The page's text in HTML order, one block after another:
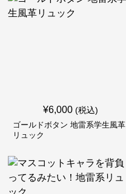
¥6,000 (税込)
ゴールドボタン 地雷系学生風革
リュック